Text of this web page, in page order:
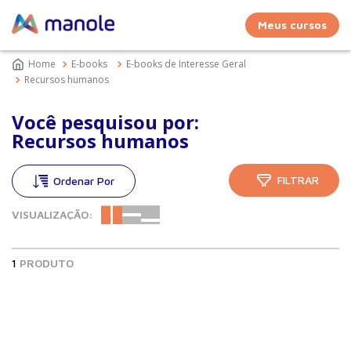
Meus cursos
E-books
E-books de Interesse Geral
Recursos humanos
Você pesquisou por:
Recursos humanos
VISUALIZAÇÃO:
FILTRAR
1 PRODUTO